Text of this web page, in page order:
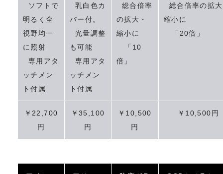
ソフトで
明るく全
視野均一
に照射
専用アタ
ッチメン
ト付属
乳白色カ
バー付。
光量調整
も可能
専用アタ
ッチメン
ト付属
総合倍率
の拡大・
縮小に
「10
倍」
総合倍率の拡
縮小に
「20倍」
￥22,700
円
￥35,100
円
￥10,500
円
￥10,500円